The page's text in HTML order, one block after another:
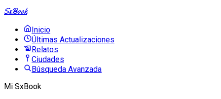
SxBook
Inicio
Últimas Actualizaciones
Relatos
Ciudades
Búsqueda Avanzada
Mi SxBook